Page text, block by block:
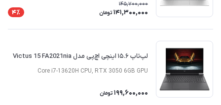
145,700,000
141,300,000 تومان 4٪
لپ‌تاپ ۱۵.۶ اینچی اچ‌پی مدل Victus 15 FA2021nia
Core i7-13620H CPU, RTX 3050 6GB GPU
199,600,000 تومان